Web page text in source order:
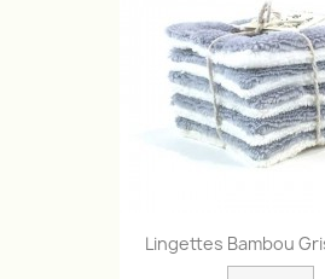
Lingettes Bambou